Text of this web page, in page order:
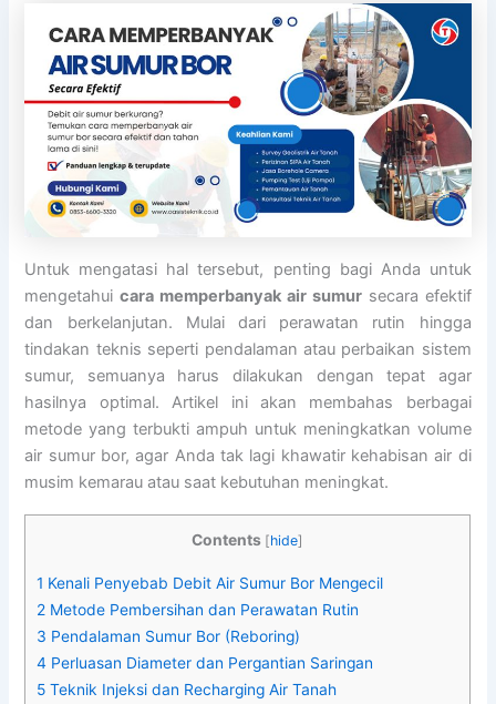
Untuk mengatasi hal tersebut, penting bagi Anda untuk
mengetahuicara memperbanyak air sumursecara efektif
dan berkelanjutan. Mulai dari perawatan rutin hingga
tindakan teknis seperti pendalaman atau perbaikan sistem
sumur, semuanya harus dilakukan dengan tepat agar
hasilnya optimal. Artikel ini akan membahas berbagai
metode yang terbukti ampuh untuk meningkatkan volume
air sumur bor, agar Anda tak lagi khawatir kehabisan air di
musim kemarau atau saat kebutuhan meningkat.
Contents [hide]
1 Kenali Penyebab Debit Air Sumur Bor Mengecil
2 Metode Pembersihan dan Perawatan Rutin
3 Pendalaman Sumur Bor (Reboring)
4 Perluasan Diameter dan Pergantian Saringan
5 Teknik Injeksi dan Recharging Air Tanah